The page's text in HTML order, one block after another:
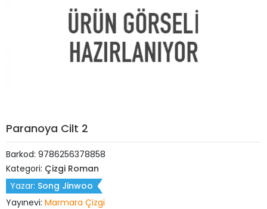
Paranoya Cilt 2
Barkod: 9786256378858
Kategori: Çizgi Roman
Yazar: Song Jinwoo
Yayınevi: Marmara Çizgi